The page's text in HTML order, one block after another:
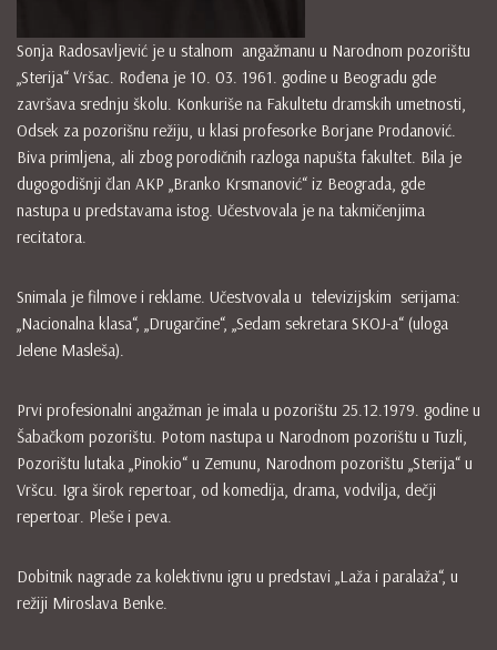
Sonja Radosavljević je u stalnom angažmanu u Narodnom pozorištu
„Sterija“ Vršac. Rođena je 10. 03. 1961. godine u Beogradu gde
završava srednju školu. Konkuriše na Fakultetu dramskih umetnosti,
Odsek za pozorišnu režiju, u klasi profesorke Borjane Prodanović.
Biva primljena, ali zbog porodičnih razloga napušta fakultet. Bila je
dugogodišnji član AKP „Branko Krsmanović“ iz Beograda, gde
nastupa u predstavama istog. Učestvovala je na takmičenjima
recitatora.
Snimala je filmove i reklame. Učestvovala u televizijskim serijama:
„Nacionalna klasa“, „Drugarčine“, „Sedam sekretara SKOJ-a“ (uloga
Jelene Masleša).
Prvi profesionalni angažman je imala u pozorištu 25.12.1979. godine u
Šabačkom pozorištu. Potom nastupa u Narodnom pozorištu u Tuzli,
Pozorištu lutaka „Pinokio“ u Zemunu, Narodnom pozorištu „Sterija“ u
Vršcu. Igra širok repertoar, od komedija, drama, vodvilja, dečji
repertoar. Pleše i peva.
Dobitnik nagrade za kolektivnu igru u predstavi „Laža i paralaža“, u
režiji Miroslava Benke.